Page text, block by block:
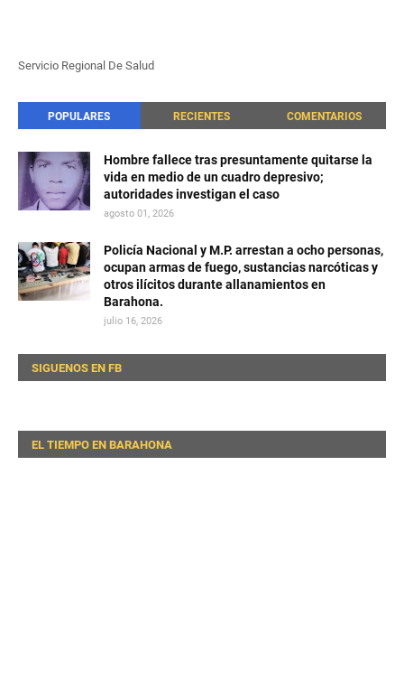
Servicio Regional De Salud
POPULARES RECIENTES COMENTARIOS
Hombre fallece tras presuntamente quitarse la
vida en medio de un cuadro depresivo;
autoridades investigan el caso
agosto 01, 2026
Policía Nacional y M.P. arrestan a ocho personas,
ocupan armas de fuego, sustancias narcóticas y
otros ilícitos durante allanamientos en
Barahona.
julio 16, 2026
SIGUENOS EN FB
EL TIEMPO EN BARAHONA